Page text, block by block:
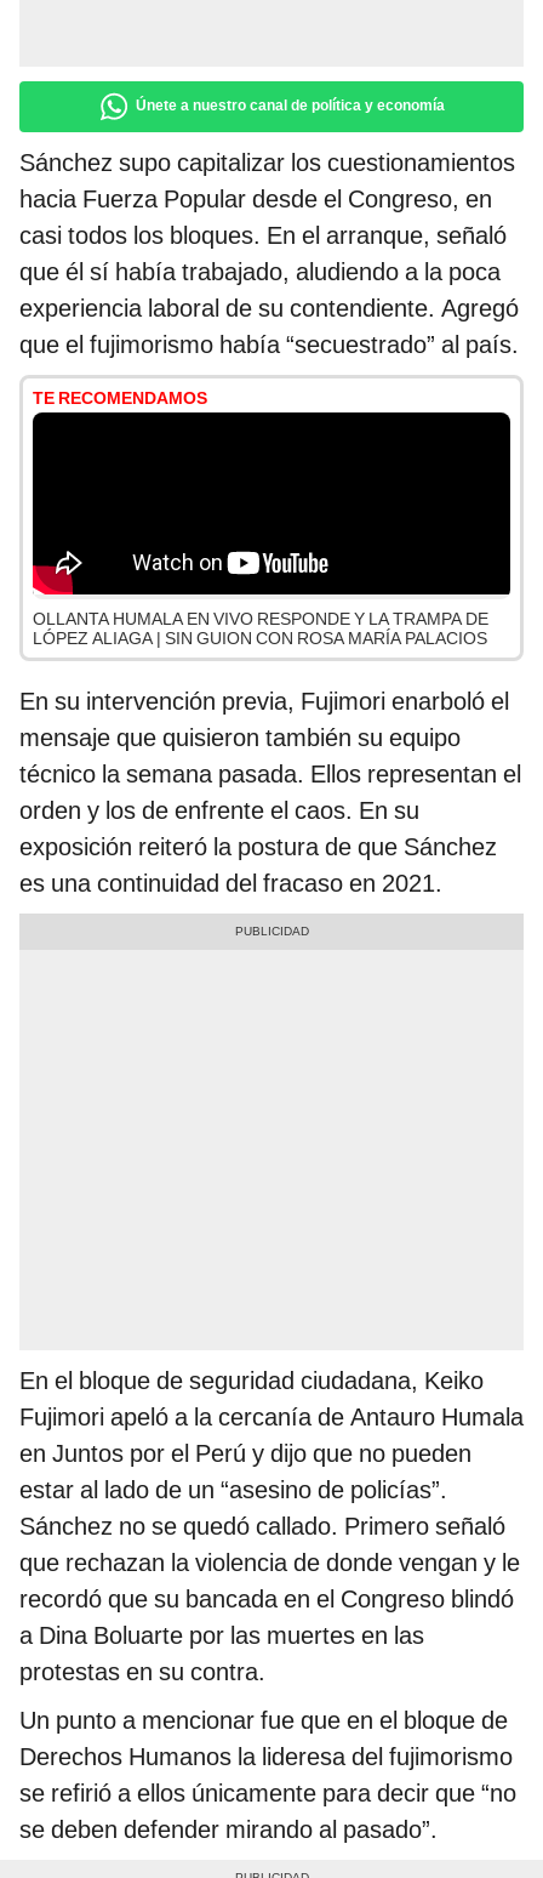
Únete a nuestro canal de política y economía
Sánchez supo capitalizar los cuestionamientos
hacia Fuerza Popular desde el Congreso, en
casi todos los bloques. En el arranque, señaló
que él sí había trabajado, aludiendo a la poca
experiencia laboral de su contendiente. Agregó
que el fujimorismo había “secuestrado” al país.
TE RECOMENDAMOS
OLLANTA HUMALA EN VIVO RESPONDE Y LA TRAMPA DE
LÓPEZ ALIAGA | SIN GUION CON ROSA MARÍA PALACIOS
En su intervención previa, Fujimori enarboló el
mensaje que quisieron también su equipo
técnico la semana pasada. Ellos representan el
orden y los de enfrente el caos. En su
exposición reiteró la postura de que Sánchez
es una continuidad del fracaso en 2021.
En el bloque de seguridad ciudadana, Keiko
Fujimori apeló a la cercanía de Antauro Humala
en Juntos por el Perú y dijo que no pueden
estar al lado de un “asesino de policías”.
Sánchez no se quedó callado. Primero señaló
que rechazan la violencia de donde vengan y le
recordó que su bancada en el Congreso blindó
a Dina Boluarte por las muertes en las
protestas en su contra.
Un punto a mencionar fue que en el bloque de
Derechos Humanos la lideresa del fujimorismo
se refirió a ellos únicamente para decir que “no
se deben defender mirando al pasado”.